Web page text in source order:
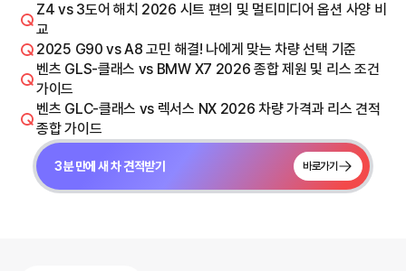
Z4 vs 3도어 해치 2026 시트 편의 및 멀티미디어 옵션 사양 비
교
2025 G90 vs A8 고민 해결! 나에게 맞는 차량 선택 기준
벤츠 GLS-클래스 vs BMW X7 2026 종합 제원 및 리스 조건
가이드
벤츠 GLC-클래스 vs 렉서스 NX 2026 차량 가격과 리스 견적
종합 가이드
3분 만에 새 차 견적받기 바로가기